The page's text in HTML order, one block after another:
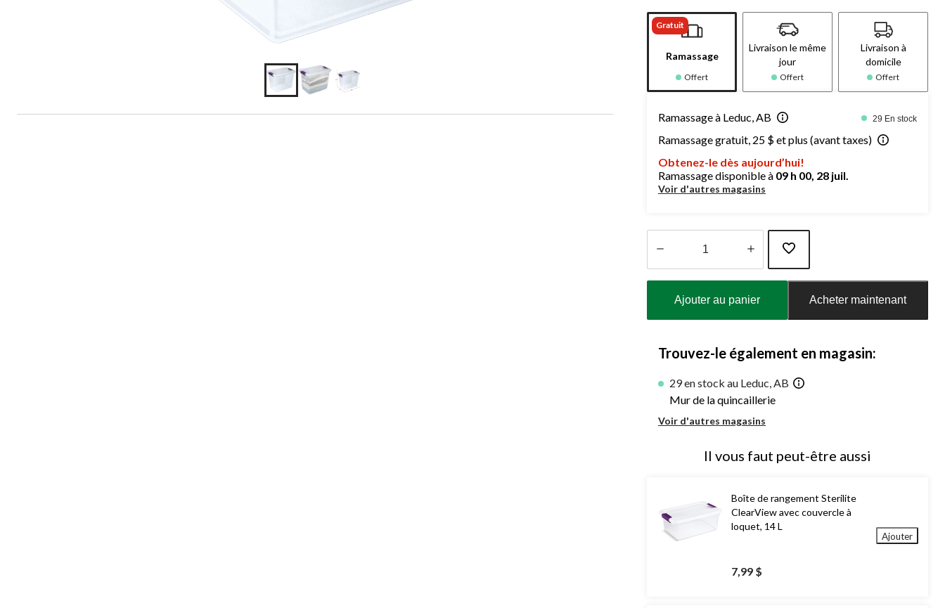
Gratuit
Ramassage
Offert
Livraison le même
jour
Offert
Livraison à
domicile
Offert
Ramassage à Leduc, AB 29 En stock
Ramassage gratuit, 25 $ et plus (avant taxes)
Obtenez-le dès aujourd’hui!
Ramassage disponible à 09 h 00, 28 juil.
Voir d'autres magasins
Ajouter au panier Acheter maintenant
Trouvez-le également en magasin:
29 en stock au Leduc, AB
Mur de la quincaillerie
Voir d'autres magasins
Il vous faut peut-être aussi
Boîte de rangement Sterilite
ClearView avec couvercle à
loquet, 14 L
7,99 $
Ajouter